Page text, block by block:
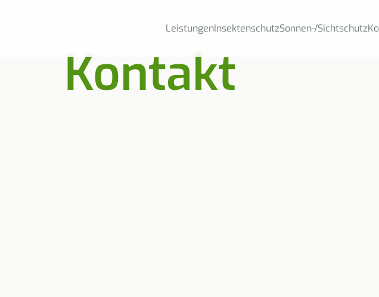
LeistungenInsektenschutzSonnen-/Sichtschutz
Kontakt